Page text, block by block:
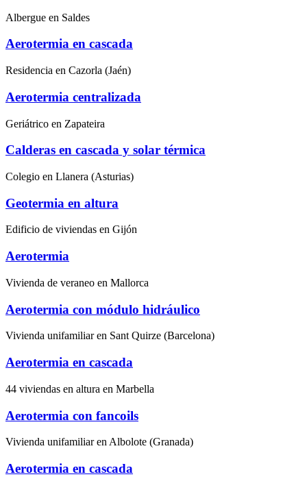
Albergue en Saldes
Aerotermia en cascada
Residencia en Cazorla (Jaén)
Aerotermia centralizada
Geriátrico en Zapateira
Calderas en cascada y solar térmica
Colegio en Llanera (Asturias)
Geotermia en altura
Edificio de viviendas en Gijón
Aerotermia
Vivienda de veraneo en Mallorca
Aerotermia con módulo hidráulico
Vivienda unifamiliar en Sant Quirze (Barcelona)
Aerotermia en cascada
44 viviendas en altura en Marbella
Aerotermia con fancoils
Vivienda unifamiliar en Albolote (Granada)
Aerotermia en cascada